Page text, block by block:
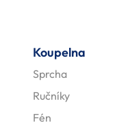
Koupelna
Sprcha
Ručníky
Fén